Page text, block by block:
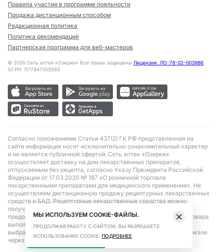
Правила участия в программе лояльности
Продажа дистанционным способом
Редакционная политика
Политика рекомендаций
Партнерская программа для веб-мастеров
© 2026 Сеть аптек «Озерки» Все права защищены Лицензия: ЛО-78-02-003986,
ОГРН: 1177847055583
Согласно положениями Статьи 437(2) ГК РФ представленная на
сайте информация носит исключительно ознакомительный характер
и не является публичной офертой. Сеть аптек «Озерки»
осуществляет доставку на дом лекарственных препаратов,
отпускаемым без рецепта, согласно Указу Президента Российской
Федерации от 17.03.2020 № 187 «О розничной торговле
лекарственными препаратами для медицинского применения». Не
осуществляем дистанционную продажу рецептурных лекарственных
средств и БАД. Рецептурные лекарственные средства можно
получить только при помощи самовывоза в аптеке при
предоставлении рецепта, выписанного врачом. Бронирование товара
выполняется при условиях последующего выкупа заказа в
выбранном аптечном пункте. Цена действительна только при заказе
через сайт.
МЫ ИСПОЛЬЗУЕМ COOKIE-ФАЙЛЫ.
ПРОДОЛЖАЯ РАБОТУ С САЙТОМ, ВЫ РАЗРЕШАЕТЕ
ИСПОЛЬЗОВАНИЕ COOKIE. ПОДРОБНЕЕ